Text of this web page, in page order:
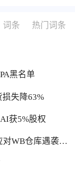
词条 热门词条
黑名单
失降63%
获5%股权
WB仓库遇袭卖